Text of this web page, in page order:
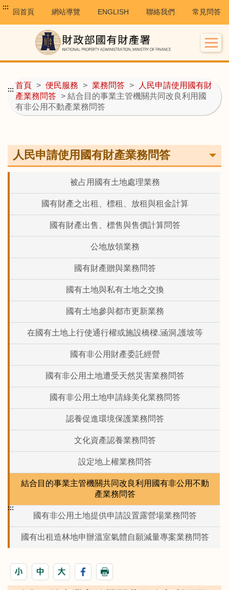
:::
回首頁 網站導覽 ENGLISH 聯絡我們 常見問答
首頁 > 便民服務 > 業務問答 >
人民申請使用國有財
產業務問答 > 結合目的事業主管機關共同改良利用國
有非公用不動產業務問答
:::
人民申請使用國有財產業務問答
被占用國有土地處理業務
國有財產之出租、標租、放租與租金計算
國有財產出售、標售與售價計算問答
公地放領業務
國有財產贈與業務問答
國有土地與私有土地之交換
國有土地參與都市更新業務
在國有土地上行使通行權或施設橋樑.涵洞,護坡等
國有非公用財產委託經營
國有非公用土地遭受天然災害業務問答
國有非公用土地申請綠美化業務問答
認養促進環境保護業務問答
文化資產認養業務問答
設定地上權業務問答
結合目的事業主管機關共同改良利用國有非公用不動
產業務問答
國有非公用土地提供申請設置露營場業務問答
國有出租造林地申辦溫室氣體自願減量專案業務問答
:::